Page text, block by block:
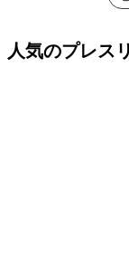
人気のプレス